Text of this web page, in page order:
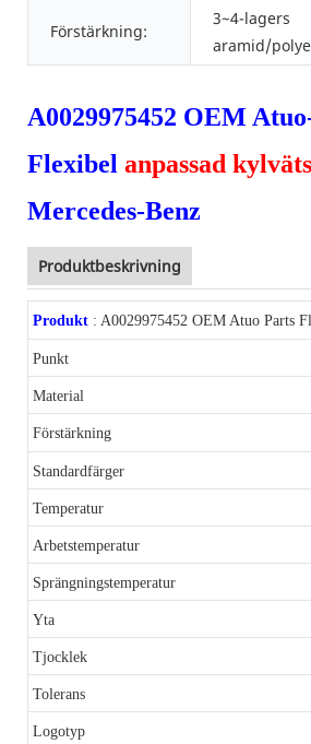
Förstärkning:
3~4-lagers
aramid/
A0029975452 OEM
Flexibel anpassad
Mercedes-Benz
Produktbeskrivning
Produkt : A0029975452 OEM Atuo Parts
Punkt
Material
Förstärkning
Standardfärger
Temperatur
Arbetstemperatur
Sprängningstemperatur
Yta
Tjocklek
Tolerans
Logotyp